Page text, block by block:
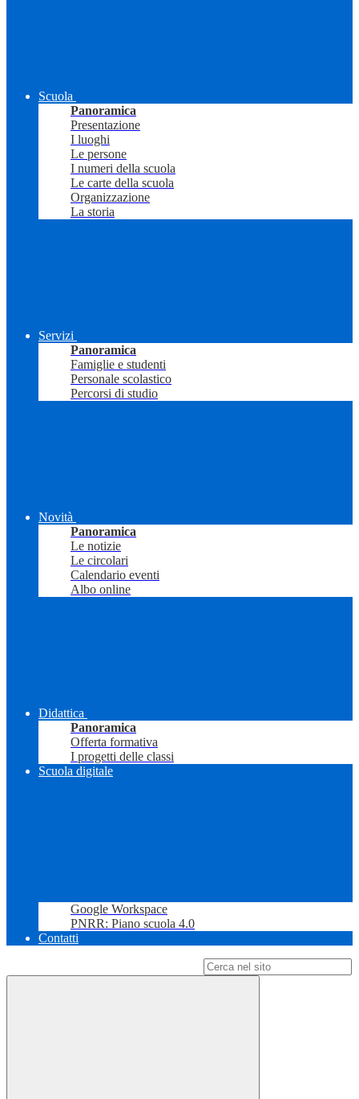
Scuola
Panoramica
Presentazione
I luoghi
Le persone
I numeri della scuola
Le carte della scuola
Organizzazione
La storia
Servizi
Panoramica
Famiglie e studenti
Personale scolastico
Percorsi di studio
Novità
Panoramica
Le notizie
Le circolari
Calendario eventi
Albo online
Didattica
Panoramica
Offerta formativa
I progetti delle classi
Scuola digitale
Google Workspace
PNRR: Piano scuola 4.0
Contatti